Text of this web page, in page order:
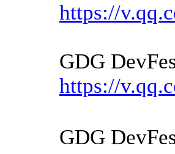
https://
GDG
https://
GDG